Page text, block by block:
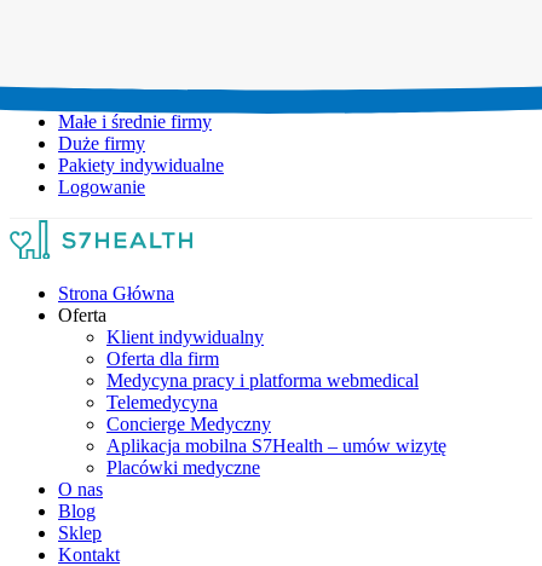
Małe i średnie firmy
Duże firmy
Pakiety indywidualne
Logowanie
Strona Główna
Oferta
Klient indywidualny
Oferta dla firm
Medycyna pracy i platforma webmedical
Telemedycyna
Concierge Medyczny
Aplikacja mobilna S7Health – umów wizytę
Placówki medyczne
O nas
Blog
Sklep
Kontakt